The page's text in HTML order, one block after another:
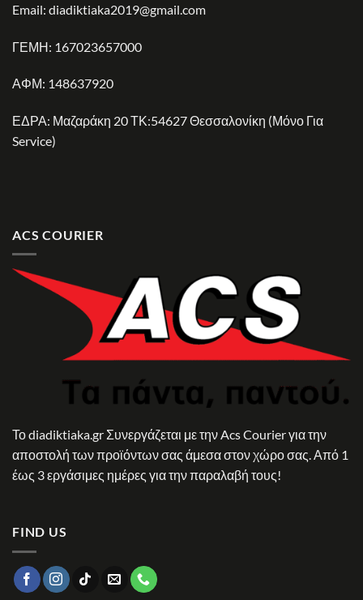
Email: diadiktiaka2019@gmail.com
ΓΕΜΗ: 167023657000
ΑΦΜ: 148637920
ΕΔΡΑ: Μαζαράκη 20 ΤΚ:54627 Θεσσαλονίκη (Μόνο Για
Service)
ACS COURIER
Το diadiktiaka.gr Συνεργάζεται με την Acs Courier για την
αποστολή των προϊόντων σας άμεσα στον χώρο σας. Από 1
έως 3 εργάσιμες ημέρες για την παραλαβή τους!
FIND US